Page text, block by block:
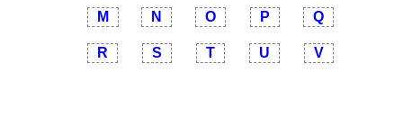
M N O P Q
R S T U V